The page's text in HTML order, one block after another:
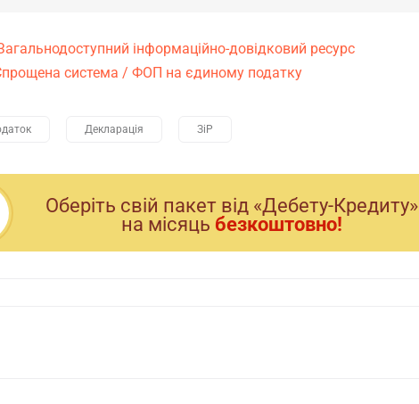
інформаційно-довідковий ресурс
система / ФОП на єдиному податку
Декларація ЗіР
Оберiть свiй пакет вiд «Дебету-Кредиту»
на мiсяць безкоштовно!